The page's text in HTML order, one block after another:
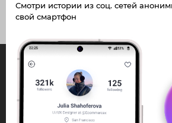
InstaPie
Смотри истории из соц. сетей
свой смартфон